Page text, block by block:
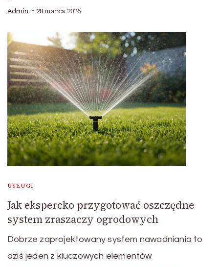
Admin 28 marca 2026
USŁUGI
Jak ekspercko przygotować oszczędne
system zraszaczy ogrodowych
Dobrze zaprojektowany system nawadniania to
dziś jeden z kluczowych elementów